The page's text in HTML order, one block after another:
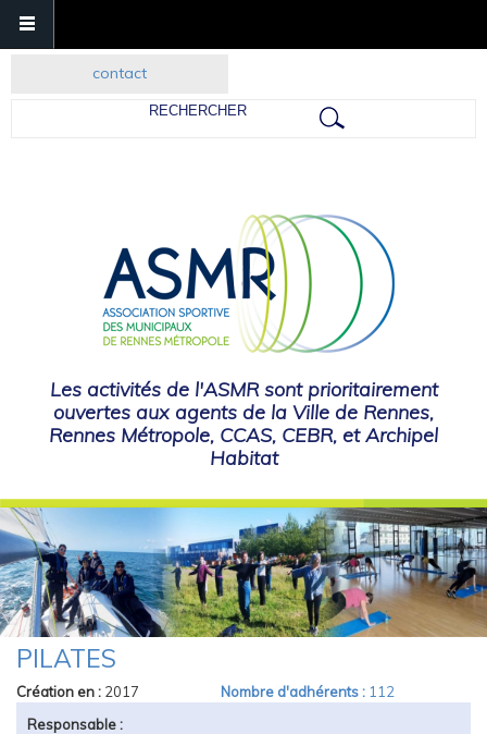
contact
Rechercher
Les activités de l'ASMR sont prioritairement
ouvertes aux agents de la Ville de Rennes,
Rennes Métropole, CCAS, CEBR, et Archipel
Habitat
Vous Êtes Ici
PILATES
Création en : 2017 Nombre d'adhérents : 112
Responsable :